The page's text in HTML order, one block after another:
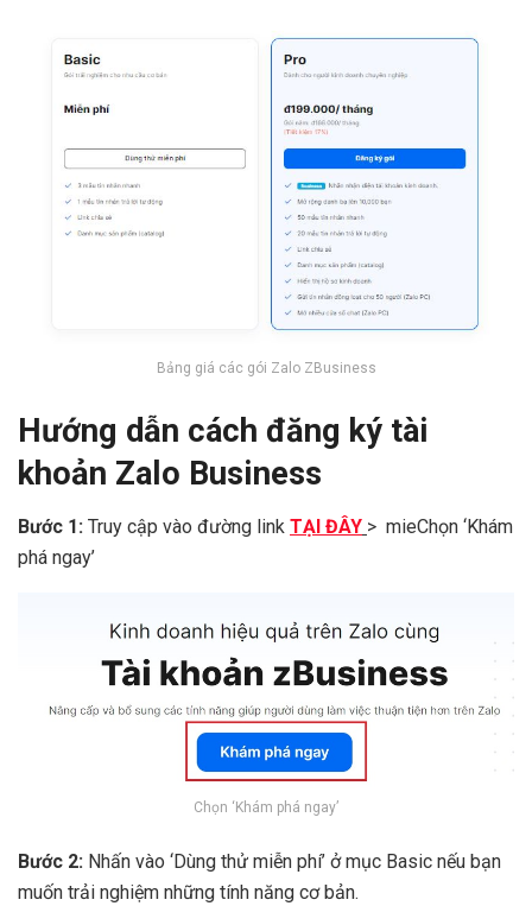
Bảng giá các gói Zalo ZBusiness
Hướng dẫn cách đăng ký tài
khoản Zalo Business
Bước 1: Truy cập vào đường link TẠI ĐÂY > mieChọn ‘Khám
phá ngay’
Chọn ‘Khám phá ngay’
Bước 2: Nhấn vào ‘Dùng thử miễn phí’ ở mục Basic nếu bạn
muốn trải nghiệm những tính năng cơ bản.